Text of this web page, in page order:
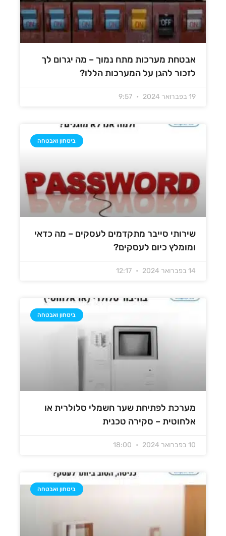
אבטחת מערכות מתח נמוך – מה יגרום לך
לזכור להגן על המערכות הללו?
19 בפברואר 2024
ביטחון ואבטחה
שירותי סייבר מתקדמים לעסקים – מה כדאי
ומומלץ כיום לעסקים?
14 בפברואר 2024
ביטחון ואבטחה
מערכת לפתיחת שער חשמלי סלולרית או
אלחוטית – סקירה טכנית
10 בפברואר 2024
ביטחון ואבטחה